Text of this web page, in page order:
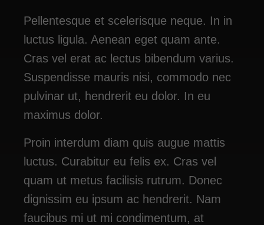
Pellentesque et scelerisque neque. In in
luctus ligula. Aenean eget quam ante.
Cras vel erat ac lectus bibendum varius.
Suspendisse mauris nisi, commodo nec
pulvinar ut, hendrerit eu dolor. In eu
maximus dolor.
Proin interdum diam quis augue mattis
luctus. Curabitur eu felis ex. Cras vel
quam ut metus facilisis rutrum. Donec
dignissim eu ipsum ac hendrerit. Nam
faucibus mi ut mi condimentum, at